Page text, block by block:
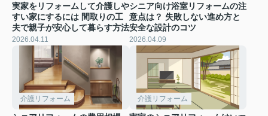
実家をリフォームして介護しや
すい家にするには 間取りの工
夫で親子が安心して暮らす方法
2026.04.11
シニア向け浴室リフォームの注
意点は？ 失敗しない進め方と
安全な設計のコツ
2026.04.09
介護リフォーム 介護リフォーム